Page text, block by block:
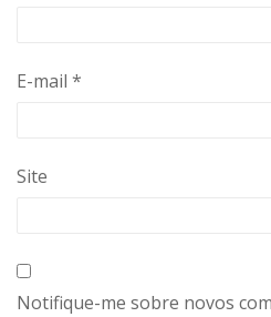
E-mail *
Site
Notifique-me sobre novos